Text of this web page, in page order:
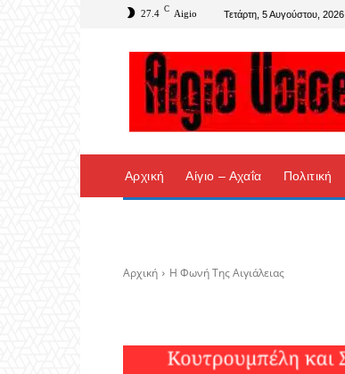
27.4 C Aigio Τετάρτη, 5 Αυγούστου, 2026
Αρχική Αίγιο – Αχαΐα Πολιτική
Αρχική Η Φωνή Της Αιγιάλειας